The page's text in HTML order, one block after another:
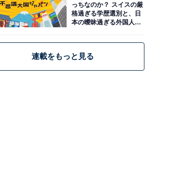
っちなのか？ スイスの厳
格過ぎる学歴選別と、日
本の曖昧過ぎる外国人政
連載をもっと見る